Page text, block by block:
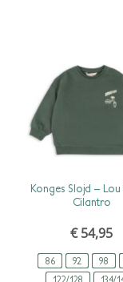
86 92 98
122/128
134/
Konges Slojd –
Cilantro
€54,95